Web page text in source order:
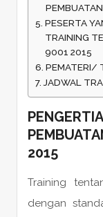
PESERTA
TRAINING
9001 2015
PEMATERI/
JADWAL
2015
Training
dengan